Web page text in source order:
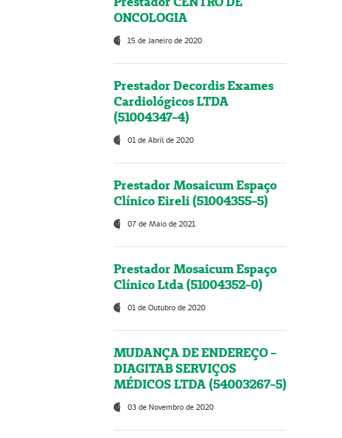
ONCOLOGIA
15 de Janeiro de 2020
Prestador Decordis Exames
Cardiológicos LTDA
(51004347-4)
01 de Abril de 2020
Prestador Mosaicum Espaço
Clínico Eireli (51004355-5)
07 de Maio de 2021
Prestador Mosaicum Espaço
Clínico Ltda (51004352-0)
01 de Outubro de 2020
MUDANÇA DE ENDEREÇO -
DIAGITAB SERVIÇOS
MÉDICOS LTDA (54003267-5)
03 de Novembro de 2020